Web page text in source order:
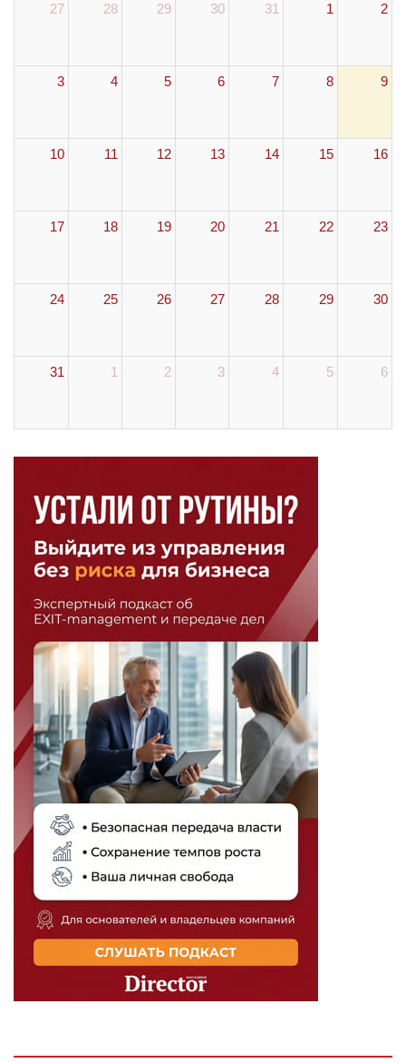
27
28 29 30 31 1 2
3 4 5 6 7 8 9
10 11 12 13 14 15 16
17 18 19 20 21 22 23
24 25 26 27 28 29 30
31 1 2 3 4 5 6